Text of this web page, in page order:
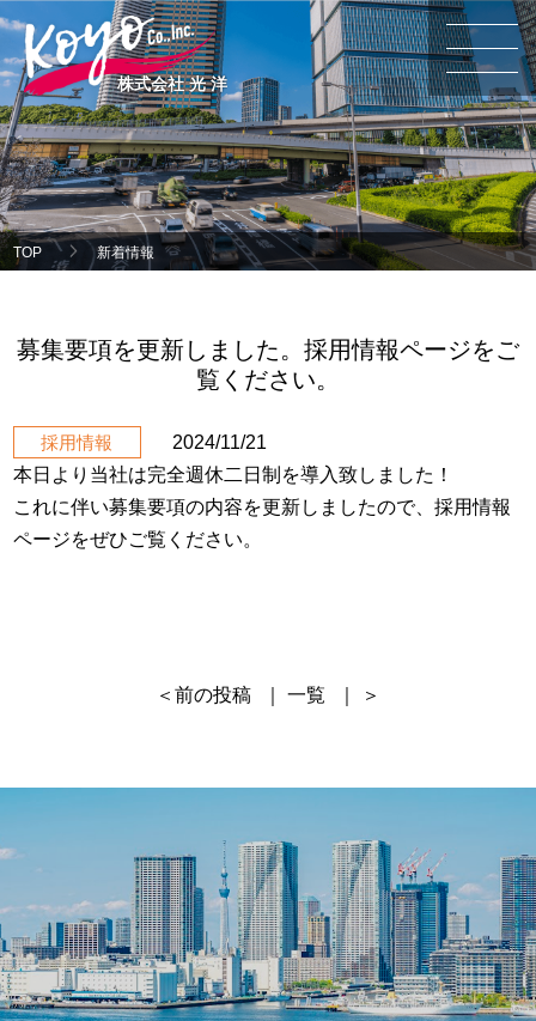
株式会社 光 洋
TOP 新着情報
募集要項を更新しました。採用情報ページをご
覧ください。
採用情報
2024/11/21
本日より当社は完全週休二日制を導入致しました！
これに伴い募集要項の内容を更新しましたので、採用情報
ページをぜひご覧ください。
＜ 前の投稿 一覧 ｜ ＞